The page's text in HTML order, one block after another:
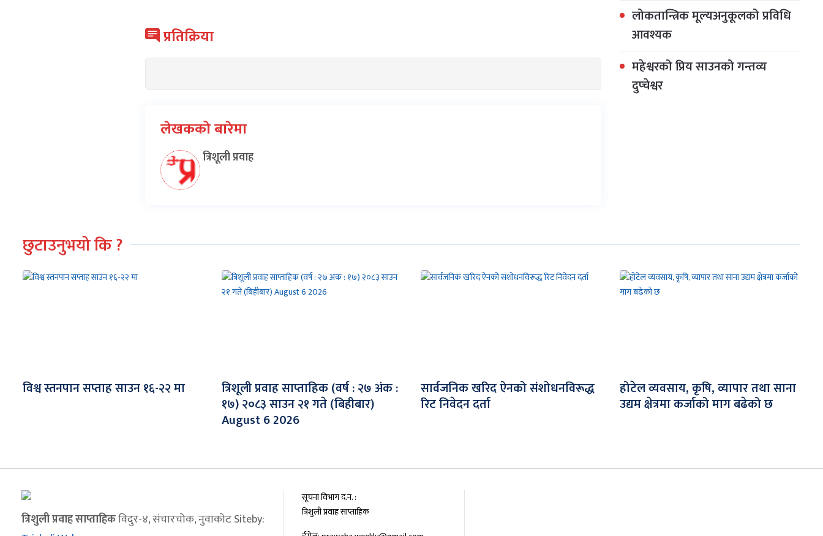
प्रतिक्रिया
लेखकको बारेमा
त्रिशूली प्रवाह
लोकतान्त्रिक मूल्यअनुकूलको प्रविधि
आवश्यक
महेश्वरको प्रिय साउनको गन्तव्य
दुप्चेश्वर
छुटाउनुभयो कि ?
विश्व स्तनपान सप्ताह साउन १६-२२ मा त्रिशूली प्रवाह साप्ताहिक (वर्ष : २७ अंक :
१७) २०८३ साउन २१ गते (बिहीबार)
August 6 2026
सार्वजनिक खरिद ऐनको संशोधनविरूद्ध
रिट निवेदन दर्ता
होटेल व्यवसाय, कृषि, व्यापार तथा साना
उद्यम क्षेत्रमा कर्जाको माग बढेको छ
त्रिशुली प्रवाह साप्ताहिकविदुर-४, संचारचोक, नुवाकोट Siteby:
सूचना विभाग द.न. :
त्रिशुली प्रवाह साप्ताहिक